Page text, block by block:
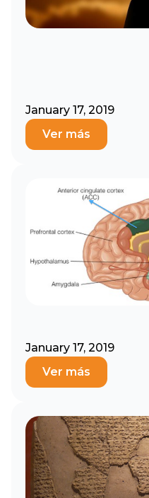
January 17, 2019
Ver más
January 17, 2019
Ver más